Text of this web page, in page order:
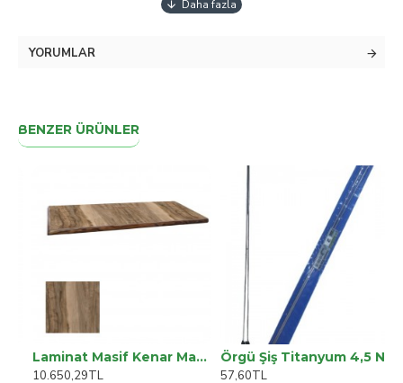
YORUMLAR
BENZER ÜRÜNLER
Laminat Masif Kenar Masa Tablası (70X120) - Indiana Shesman
10.650,29TL
Örgü Şiş Titanyum 4,5 Numara 35 Cm
57,60TL